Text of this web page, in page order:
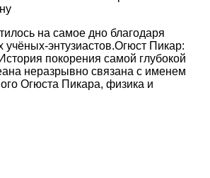
на самое дно благодаря
энтузиастов.Огюст Пикар:
покорения самой глубокой
неразрывно связана с именем
Огюста Пикара, физика и